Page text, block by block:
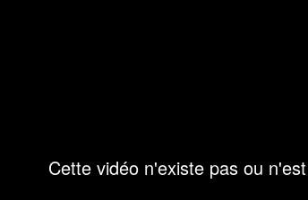
Cette vidéo n'existe pas ou